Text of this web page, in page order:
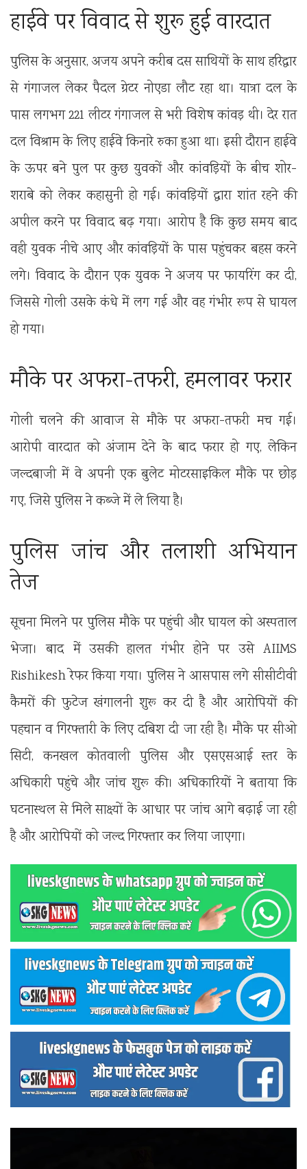
हाईवे पर विवाद से शुरू हुई वारदात
पुलिस के अनुसार, अजय अपने करीब दस साथियों के साथ हरिद्वार
से गंगाजल लेकर पैदल ग्रेटर नोएडा लौट रहा था। यात्रा दल के
पास लगभग 221 लीटर गंगाजल से भरी विशेष कांवड़ थी। देर रात
दल विश्राम के लिए हाईवे किनारे रुका हुआ था। इसी दौरान हाईवे
के ऊपर बने पुल पर कुछ युवकों और कांवड़ियों के बीच शोर-
शराबे को लेकर कहासुनी हो गई। कांवड़ियों द्वारा शांत रहने की
अपील करने पर विवाद बढ़ गया। आरोप है कि कुछ समय बाद
वही युवक नीचे आए और कांवड़ियों के पास पहुंचकर बहस करने
लगे। विवाद के दौरान एक युवक ने अजय पर फायरिंग कर दी,
जिससे गोली उसके कंधे में लग गई और वह गंभीर रूप से घायल
हो गया।
मौके पर अफरा-तफरी, हमलावर फरार
गोली चलने की आवाज से मौके पर अफरा-तफरी मच गई।
आरोपी वारदात को अंजाम देने के बाद फरार हो गए, लेकिन
जल्दबाजी में वे अपनी एक बुलेट मोटरसाइकिल मौके पर छोड़
गए, जिसे पुलिस ने कब्जे में ले लिया है।
पुलिस जांच और तलाशी अभियान
तेज
सूचना मिलने पर पुलिस मौके पर पहुंची और घायल को अस्पताल
भेजा। बाद में उसकी हालत गंभीर होने पर उसे AIIMS
Rishikeshरेफर किया गया। पुलिस ने आसपास लगे सीसीटीवी
कैमरों की फुटेज खंगालनी शुरू कर दी है और आरोपियों की
पहचान व गिरफ्तारी के लिए दबिश दी जा रही है। मौके पर सीओ
सिटी, कनखल कोतवाली पुलिस और एसएसआई स्तर के
अधिकारी पहुंचे और जांच शुरू की। अधिकारियों ने बताया कि
घटनास्थल से मिले साक्ष्यों के आधार पर जांच आगे बढ़ाई जा रही
है और आरोपियों को जल्द गिरफ्तार कर लिया जाएगा।